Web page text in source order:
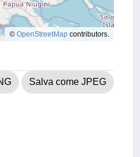
© OpenStreetMap contributors.
Salva come JPEG